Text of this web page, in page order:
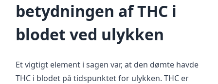
betydningen af THC i
blodet ved ulykken
Et vigtigt element i sagen var, at den dømte havde
THC i blodet på tidspunktet for ulykken. THC er